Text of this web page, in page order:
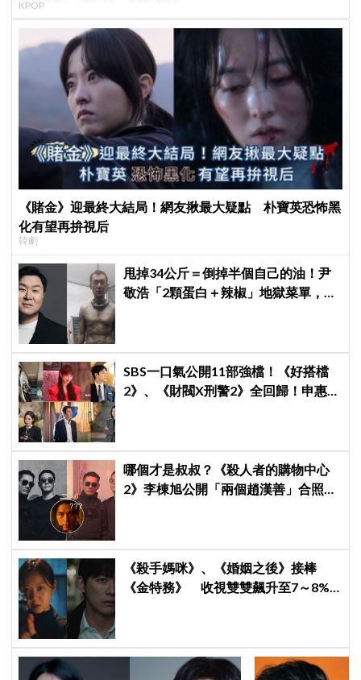
KPOP
《賭金》迎最終大結局！網友揪最大疑點 朴寶英恐怖黑
化有望再拚視后
韓劇
甩掉34公斤＝倒掉半個自己的油！尹
敬浩「2顆蛋白＋辣椒」地獄菜單，你
SBS一口氣公開11部強檔！《好搭檔
2》、《財閥X刑警2》全回歸！申惠
哪個才是叔叔？《殺人者的購物中心
2》李棟旭公開「兩個趙漢善」合照，
《殺手媽咪》、《婚姻之後》接棒
《金特務》 收視雙雙飆升至7～8%